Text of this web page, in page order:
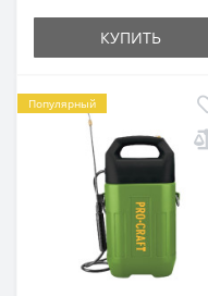
КУПИТЬ
Популярный